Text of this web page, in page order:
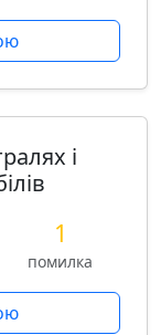
і
1
помилка